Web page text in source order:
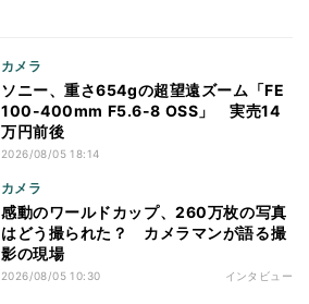
カメラ
ソニー、重さ654gの超望遠ズーム「FE
100-400mm F5.6-8 OSS」 実売14
万円前後
2026/08/05 18:14
カメラ
感動のワールドカップ、260万枚の写真
はどう撮られた？ カメラマンが語る撮
影の現場
2026/08/05 10:30 インタビュー